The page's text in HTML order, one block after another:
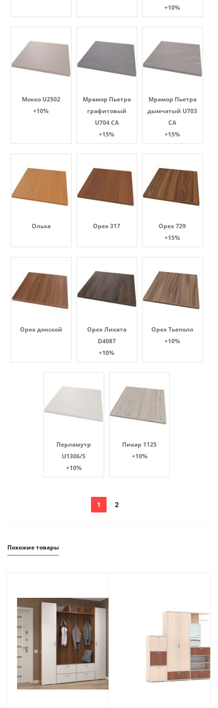
+10%
Мокко U2502
+10%
Мрамор Пьетра
графитовый
U704 CA
+15%
Мрамор Пьетра
дымчатый U703
CA
+15%
Ольха Орех 317
Орех 729
+15%
Орех донской
Орех Ликата
D4087
+10%
Орех Тьеполо
+10%
Перламутр
U1306/S
+10%
Пикар 1125
+10%
1 2
Похожие товары